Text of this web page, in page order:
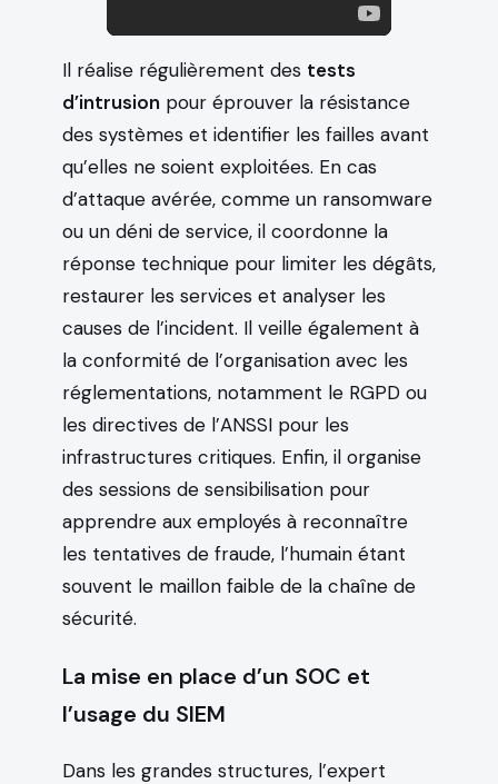
Il réalise régulièrement des tests
d’intrusion pour éprouver la résistance
des systèmes et identifier les failles avant
qu’elles ne soient exploitées. En cas
d’attaque avérée, comme un ransomware
ou un déni de service, il coordonne la
réponse technique pour limiter les dégâts,
restaurer les services et analyser les
causes de l’incident. Il veille également à
la conformité de l’organisation avec les
réglementations, notamment le RGPD ou
les directives de l’ANSSI pour les
infrastructures critiques. Enfin, il organise
des sessions de sensibilisation pour
apprendre aux employés à reconnaître
les tentatives de fraude, l’humain étant
souvent le maillon faible de la chaîne de
sécurité.
La mise en place d’un SOC et
l’usage du SIEM
Dans les grandes structures, l’expert